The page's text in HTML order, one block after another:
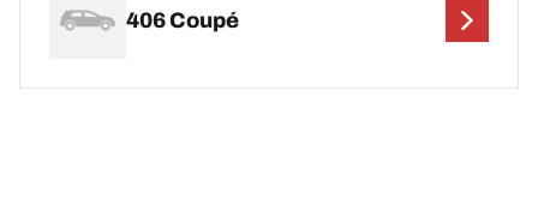
406 Coupé